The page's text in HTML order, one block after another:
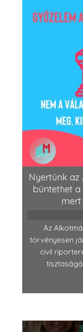
Nyertünk
büntethet a
Az
törvényesen
civil